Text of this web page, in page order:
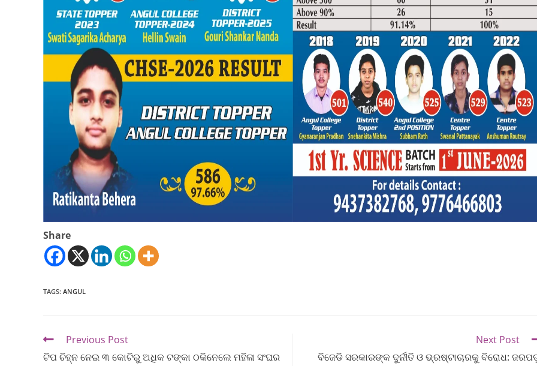
Share
TAGS: ANGUL
Previous Post
ଟିପ ଚିହ୍ନ ନେଇ ୩ କୋଟିରୁ ଅଧିକ ଟଙ୍କା ଠକିନେଲେ ମହିଳା ସଂଘର
Next Post
ବିଜେଡି ସରକାରଙ୍କ ଦୁର୍ନୀତି ଓ ଭ୍ରଷ୍ଟାଚାରକୁ ବିରୋଧ: